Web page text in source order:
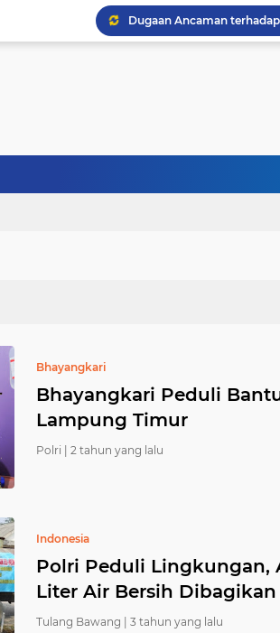
Bhayangkari
Bhayangkari Peduli
Lampung Timur
Polri | 2 tahun yang lalu
Indonesia
Polri Peduli Lingkungan,
Liter Air Bersih Dibagikan
Tulang Bawang | 3 tahun yang lalu